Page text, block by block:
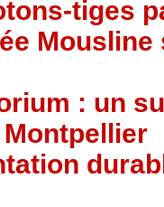
tiges
: un